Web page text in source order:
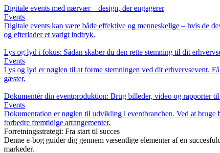
Digitale events med nærvær – design, der engagerer
Events
Digitale events kan være både effektive og menneskelige – hvis de
og efterlader et varigt indtryk.
Lys og lyd i fokus: Sådan skaber du den rette stemning til dit
Events
Lys og lyd er nøglen til at forme stemningen ved dit erhvervsevent.
gæster.
Dokumentér din eventproduktion: Brug billeder, video og rapporter
Events
Dokumentation er nøglen til udvikling i eventbranchen. Ved at bruge
forbedre fremtidige arrangementer.
Forretningsstrategi: Fra start til succes
Denne e-bog guider dig gennem væsentlige elementer af en
markeder.